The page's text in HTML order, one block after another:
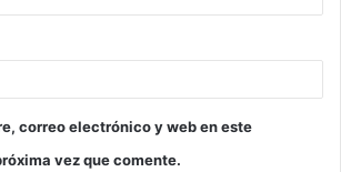
correo electrónico y web en este
vez que comente.